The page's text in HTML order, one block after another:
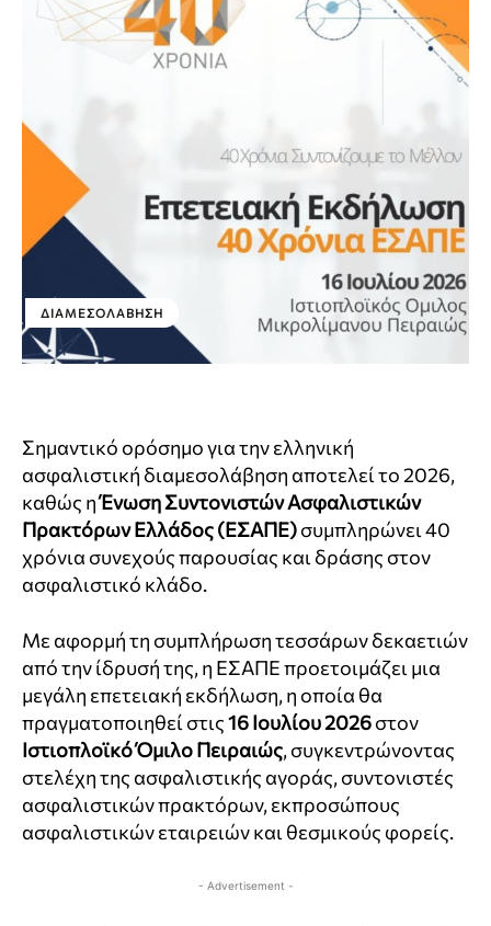
ΔΙΑΜΕΣΟΛΆΒΗΣΗ
Σημαντικό ορόσημο για την ελληνική
ασφαλιστική διαμεσολάβηση αποτελεί το 2026,
καθώς ηΈνωση Συντονιστών Ασφαλιστικών
Πρακτόρων Ελλάδος (ΕΣΑΠΕ)συμπληρώνει 40
χρόνια συνεχούς παρουσίας και δράσης στον
ασφαλιστικό κλάδο.
Με αφορμή τη συμπλήρωση τεσσάρων δεκαετιών
από την ίδρυσή της, η ΕΣΑΠΕ προετοιμάζει μια
μεγάλη επετειακή εκδήλωση, η οποία θα
πραγματοποιηθεί στις16 Ιουλίου 2026στον
Ιστιοπλοϊκό Όμιλο Πειραιώς, συγκεντρώνοντας
στελέχη της ασφαλιστικής αγοράς, συντονιστές
ασφαλιστικών πρακτόρων, εκπροσώπους
ασφαλιστικών εταιρειών και θεσμικούς φορείς.
- Advertisement -